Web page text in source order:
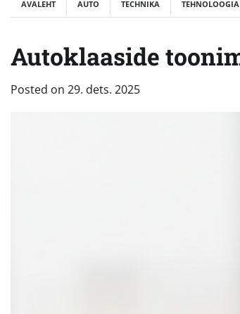
AVALEHT AUTO TECHNIKA TEHNOLOOGIA
Autoklaaside
Posted on 29. dets. 2025